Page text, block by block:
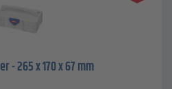
- 265 x 170 x 67 mm